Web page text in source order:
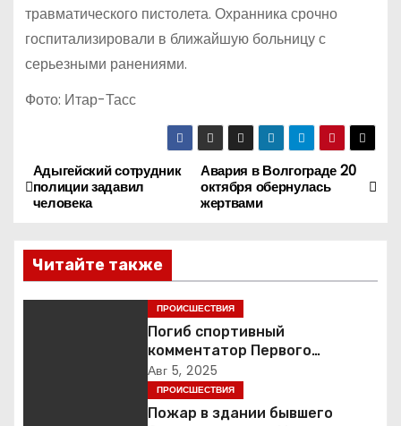
травматического пистолета. Охранника срочно
госпитализировали в ближайшую больницу с
серьезными ранениями.
Фото: Итар-Тасс
Н
а
в
и
Авария в Волгограде 20
октября обернулась
жертвами
Адыгейский сотрудник
полиции задавил
человека
Читайте также
ПРОИСШЕСТВИЯ
Погиб спортивный
комментатор Первого
Александр Гришин
Авг 5, 2025
ПРОИСШЕСТВИЯ
Пожар в здании бывшего